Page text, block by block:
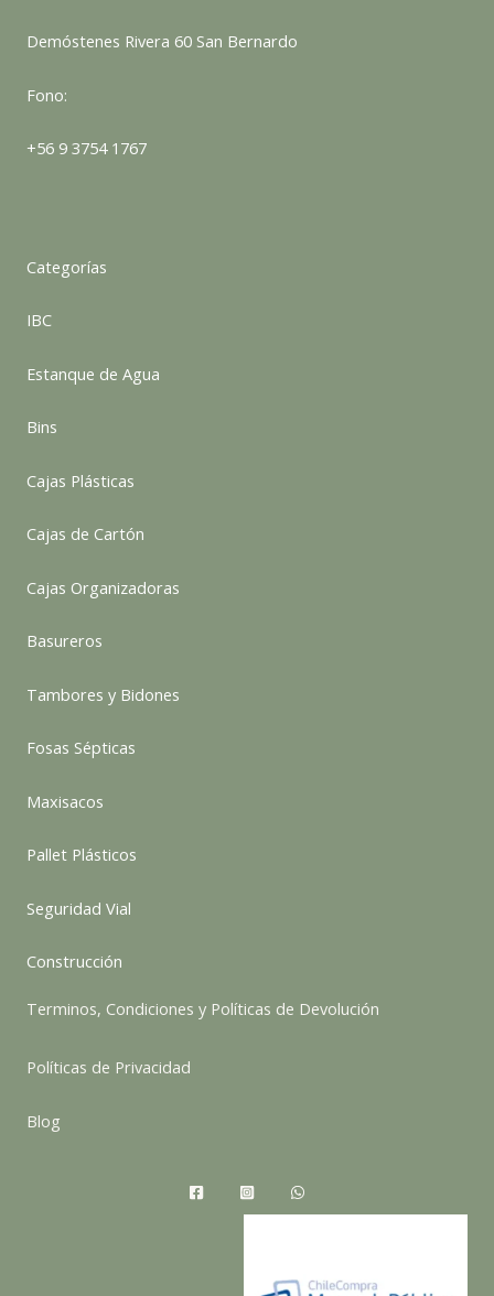
Demóstenes Rivera 60 San Bernardo
Fono:
+56 9 3754 1767
Categorías
IBC
Estanque de Agua
Bins
Cajas Plásticas
Cajas de Cartón
Cajas Organizadoras
Basureros
Tambores y Bidones
Fosas Sépticas
Maxisacos
Pallet Plásticos
Seguridad Vial
Construcción
Terminos, Condiciones y Políticas de Devolución
Políticas de Privacidad
Blog